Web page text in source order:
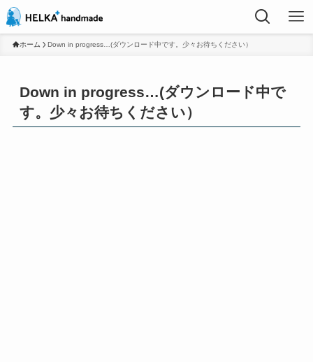
ホーム Down in progress…(ダウンロード中です。少々お待ちください）
Down in progress…(ダウンロード中で
す。少々お待ちください）